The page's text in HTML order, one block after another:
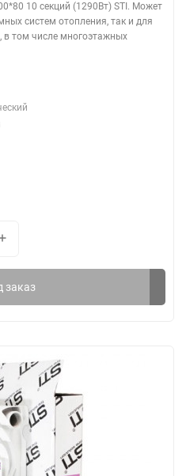
10 секций (1290Вт) STI. Может
систем отопления, так и для
в том числе многоэтажных
заказ